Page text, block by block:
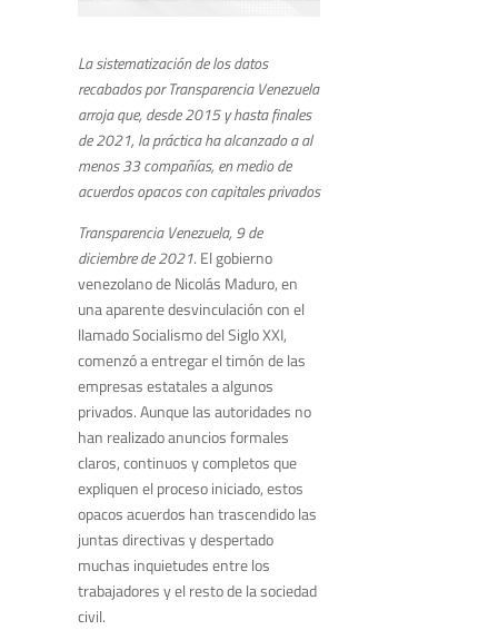
La sistematización de los datos
recabados por Transparencia Venezuela
arroja que, desde 2015 y hasta finales
de 2021, la práctica ha alcanzado a al
menos33 compañías, en medio de
acuerdos opacos con capitales privados
Transparencia Venezuela, 9 de
diciembre de 2021. El gobierno
venezolano de Nicolás Maduro, en
una aparente desvinculación con el
llamado Socialismo del Siglo XXI,
comenzó a entregar el timón de las
empresas estatales a algunos
privados. Aunque las autoridades no
han realizado anuncios formales
claros, continuos y completos que
expliquen el proceso iniciado, estos
opacos acuerdos han trascendido las
juntas directivas y despertado
muchas inquietudes entre los
trabajadores y el resto de la sociedad
civil.